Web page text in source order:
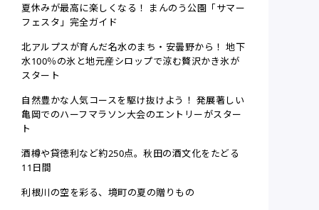
夏休みが最高に楽しくなる！ まんのう公園「サマー
フェスタ」完全ガイド
北アルプスが育んだ名水のまち・安曇野から！ 地下
水100％の氷と地元産シロップで涼む贅沢かき氷が
スタート
自然豊かな人気コースを駆け抜けよう！ 発展著しい
亀岡でのハーフマラソン大会のエントリーがスター
ト
酒樽や貸徳利など約250点。秋田の酒文化をたどる
11日間
利根川の空を彩る、境町の夏の贈りもの